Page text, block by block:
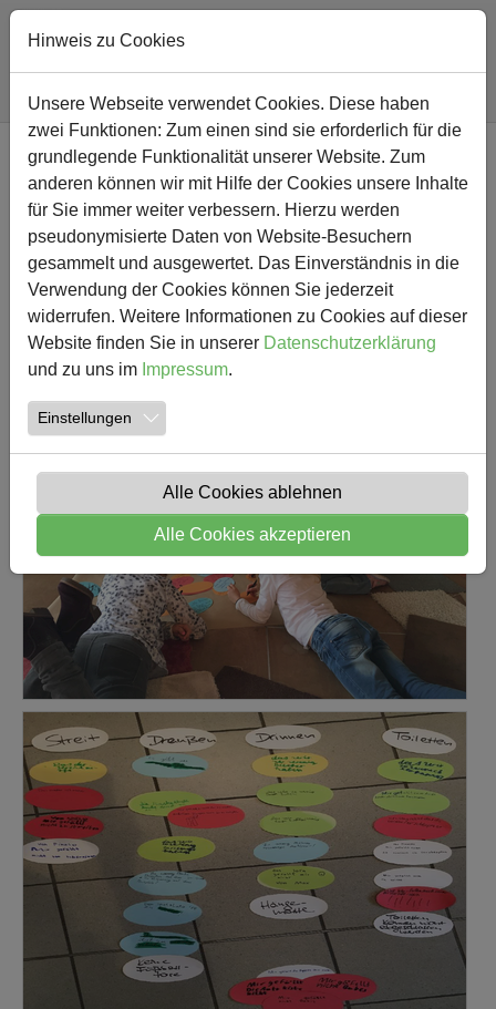
Zum Hauptinhalt springen
Sie sind hier:
Südschule Nachricht
NEWS
Zukunftswerkstatt in der
OGS
Hinweis zu Cookies
Unsere Webseite verwendet Cookies. Diese haben
zwei Funktionen: Zum einen sind sie erforderlich für die
grundlegende Funktionalität unserer Website. Zum
anderen können wir mit Hilfe der Cookies unsere Inhalte
für Sie immer weiter verbessern. Hierzu werden
pseudonymisierte Daten von Website-Besuchern
gesammelt und ausgewertet. Das Einverständnis in die
Verwendung der Cookies können Sie jederzeit
widerrufen. Weitere Informationen zu Cookies auf dieser
Website finden Sie in unserer Datenschutzerklärung
und zu uns im Impressum.
Einstellungen
Alle Cookies ablehnen
Alle Cookies akzeptieren